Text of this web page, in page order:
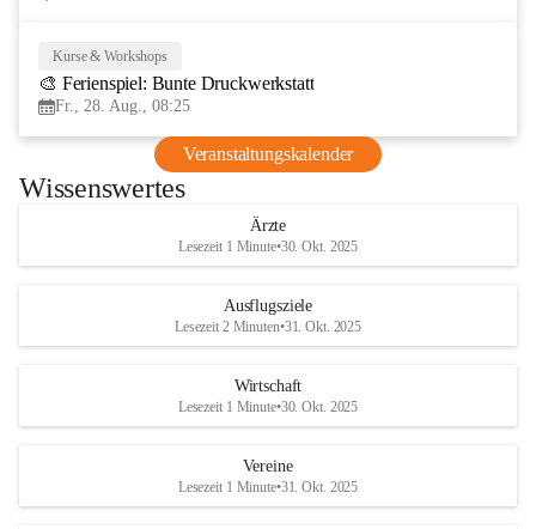
Kurse & Workshops
🎨 Ferienspiel: Bunte Druckwerkstatt
Fr., 28. Aug., 08:25
Veranstaltungskalender
Wissenswertes
Ärzte
Lesezeit 1 Minute•30. Okt. 2025
Ausflugsziele
Lesezeit 2 Minuten•31. Okt. 2025
Wirtschaft
Lesezeit 1 Minute•30. Okt. 2025
Vereine
Lesezeit 1 Minute•31. Okt. 2025